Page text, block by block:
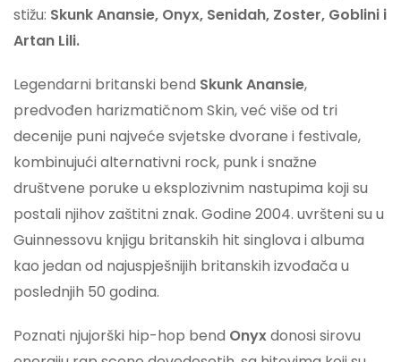
stižu: Skunk Anansie, Onyx, Senidah, Zoster, Goblini i
Artan Lili.
Legendarni britanski bend Skunk Anansie,
predvođen harizmatičnom Skin, već više od tri
decenije puni najveće svjetske dvorane i festivale,
kombinujući alternativni rock, punk i snažne
društvene poruke u eksplozivnim nastupima koji su
postali njihov zaštitni znak. Godine 2004. uvršteni su u
Guinnessovu knjigu britanskih hit singlova i albuma
kao jedan od najuspješnijih britanskih izvođača u
poslednjih 50 godina.
Poznati njujorški hip-hop bend Onyxdonosi sirovu